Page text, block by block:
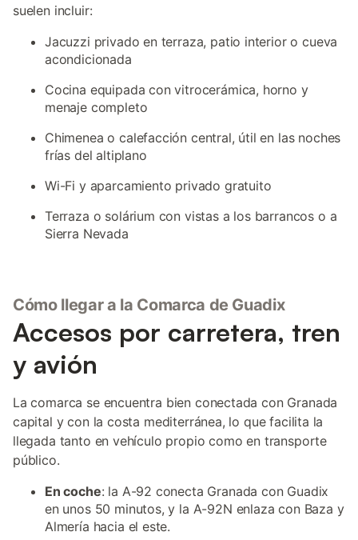
suelen incluir:
Jacuzzi privado en terraza, patio interior o cueva
acondicionada
Cocina equipada con vitrocerámica, horno y
menaje completo
Chimenea o calefacción central, útil en las noches
frías del altiplano
Wi-Fi y aparcamiento privado gratuito
Terraza o solárium con vistas a los barrancos o a
Sierra Nevada
Cómo llegar a la Comarca de Guadix
Accesos por carretera, tren
y avión
La comarca se encuentra bien conectada con Granada
capital y con la costa mediterránea, lo que facilita la
llegada tanto en vehículo propio como en transporte
público.
En coche: la A-92 conecta Granada con Guadix
en unos 50 minutos, y la A-92N enlaza con Baza y
Almería hacia el este.